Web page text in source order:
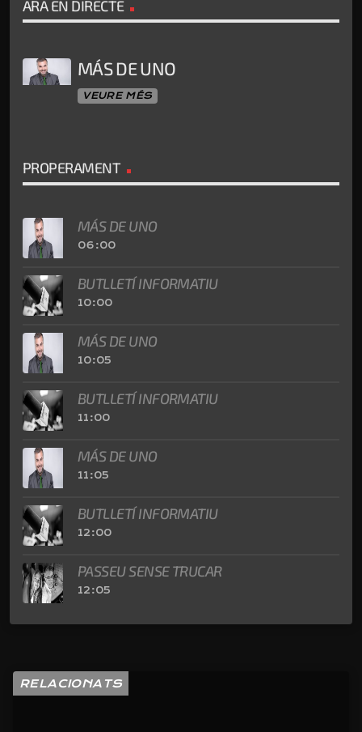
ARA EN DIRECTE
MÁS DE UNO
VEURE MÉS
PROPERAMENT
MÁS DE UNO
06:00
BUTLLETÍ INFORMATIU
10:00
MÁS DE UNO
10:05
BUTLLETÍ INFORMATIU
11:00
MÁS DE UNO
11:05
BUTLLETÍ INFORMATIU
12:00
PASSEU SENSE TRUCAR
12:05
RELACIONATS